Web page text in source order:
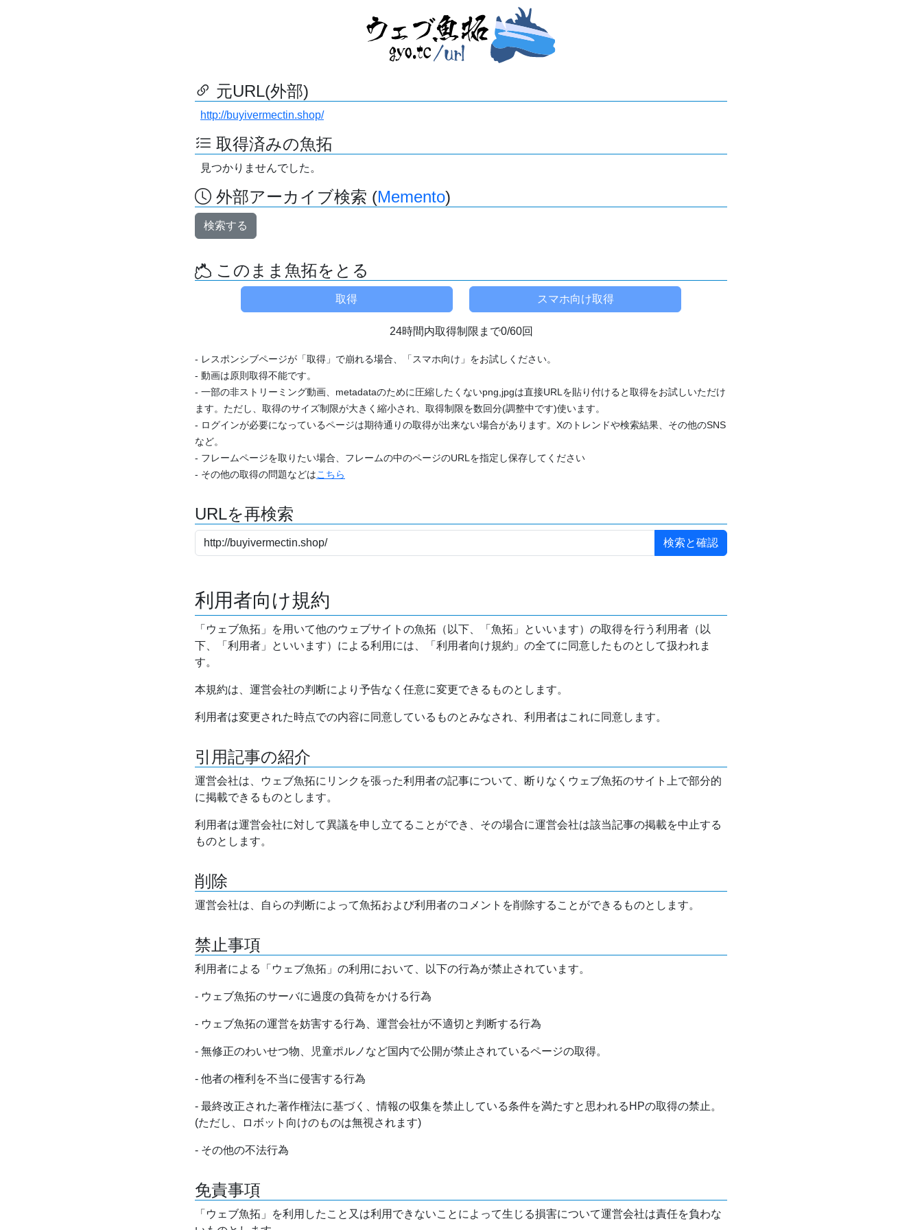
元URL(外部)
http://buyivermectin.shop/
取得済みの魚拓
見つかりませんでした。
外部アーカイブ検索 (Memento)
検索する
このまま魚拓をとる
24時間内取得制限まで0/60回
- レスポンシブページが「取得」で崩れる場合、「スマホ向け」をお試しください。
- 動画は原則取得不能です。
- 一部の非ストリーミング動画、metadataのために圧縮したくないpng,jpgは直接URLを貼り付けると取得をお試しいただけ
ます。ただし、取得のサイズ制限が大きく縮小され、取得制限を数回分(調整中です)使います。
- ログインが必要になっているページは期待通りの取得が出来ない場合があります。Xのトレンドや検索結果、その他のSNS
など。
- フレームページを取りたい場合、フレームの中のページのURLを指定し保存してください
- その他の取得の問題などはこちら
URLを再検索
利用者向け規約
「ウェブ魚拓」を用いて他のウェブサイトの魚拓（以下、「魚拓」といいます）の取得を行う利用者（以
下、「利用者」といいます）による利用には、「利用者向け規約」の全てに同意したものとして扱われま
す。
本規約は、運営会社の判断により予告なく任意に変更できるものとします。
利用者は変更された時点での内容に同意しているものとみなされ、利用者はこれに同意します。
引用記事の紹介
運営会社は、ウェブ魚拓にリンクを張った利用者の記事について、断りなくウェブ魚拓のサイト上で部分的
に掲載できるものとします。
利用者は運営会社に対して異議を申し立てることができ、その場合に運営会社は該当記事の掲載を中止する
ものとします。
削除
運営会社は、自らの判断によって魚拓および利用者のコメントを削除することができるものとします。
禁止事項
利用者による「ウェブ魚拓」の利用において、以下の行為が禁止されています。
- ウェブ魚拓のサーバに過度の負荷をかける行為
- ウェブ魚拓の運営を妨害する行為、運営会社が不適切と判断する行為
- 無修正のわいせつ物、児童ポルノなど国内で公開が禁止されているページの取得。
- 他者の権利を不当に侵害する行為
- 最終改正された著作権法に基づく、情報の収集を禁止している条件を満たすと思われるHPの取得の禁止。
(ただし、ロボット向けのものは無視されます)
- その他の不法行為
免責事項
「ウェブ魚拓」を利用したこと又は利用できないことによって生じる損害について運営会社は責任を負わな